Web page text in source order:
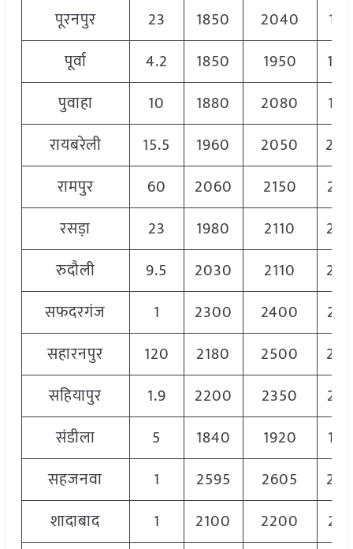
पूरनपुर
23 1850 2040
पूर्वा
4.2 1850 1950
पुवाहा
10 1880 2080
रायबरेली
15.5 1960 2050
रामपुर
60 2060 2150
रसड़ा
23 1980 2110
रुदौली
9.5 2030 2110
सफदरगंज
1 2300 2400
सहारनपुर
120 2180 2500
सहियापुर
1.9 2200 2350
संडीला
5 1840 1920
सहजनवा
1 2595 2605
शादाबाद
1 2100 2200